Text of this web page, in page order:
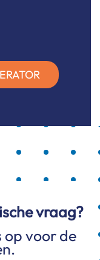
vraag?
op voor de